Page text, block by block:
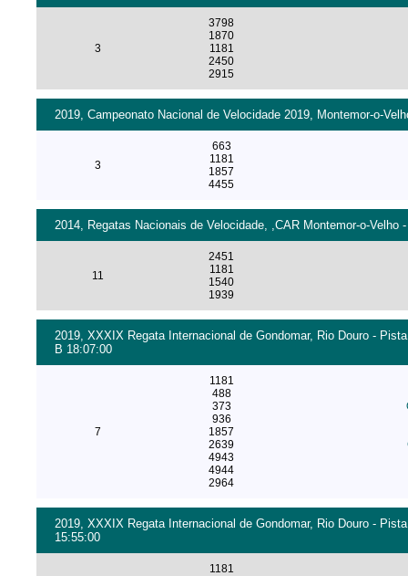
3
3798
1870
1181
2450
2915
2019, Campeonato Nacional de Velocidade 2019, Montemor-o-
3
663
1181
1857
4455
2014, Regatas Nacionais de Velocidade, ,CAR Montemor-o-
11
2451
1181
1540
1939
2019, XXXIX Regata Internacional de Gondomar, Rio Douro -
B 18:07:00
7
1181
488
373
936
1857
2639
4943
4944
2964
2019, XXXIX Regata Internacional de Gondomar, Rio Douro -
15:55:00
1181